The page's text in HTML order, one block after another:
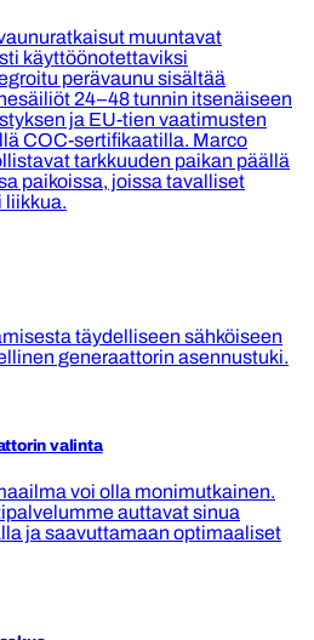
muuntavat
käyttöönotettaviksi
perävaunu sisältää
24–48 tunnin itsenäiseen
ja EU-tien vaatimusten
COC-sertifikaatilla. Marco
tarkkuuden paikan päällä
paikoissa, joissa tavalliset
liikkua.
täydelliseen sähköiseen
generaattorin asennustuki.
valinta
voi olla monimutkainen.
auttavat sinua
ja saavuttamaan optimaaliset